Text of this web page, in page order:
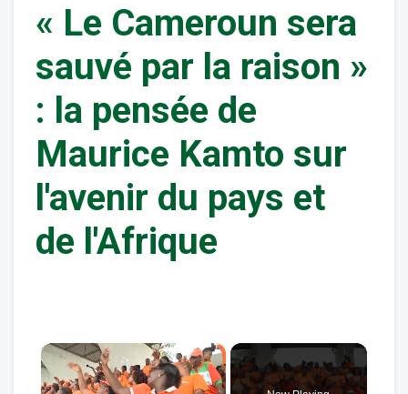
« Le Cameroun sera
sauvé par la raison »
: la pensée de
Maurice Kamto sur
l'avenir du pays et
de l'Afrique
×